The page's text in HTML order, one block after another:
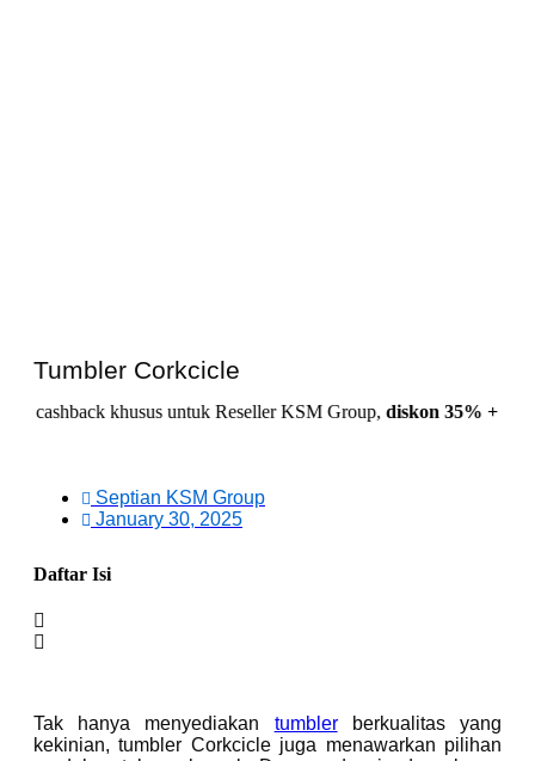
Tumbler Corkcicle
khusus untuk Reseller KSM Group,diskon 35% + Cashback
Septian KSM Group
January 30, 2025
Daftar Isi
Tak hanya menyediakan tumblerberkualitas yang
kekinian, tumbler Corkcicle juga menawarkan pilihan